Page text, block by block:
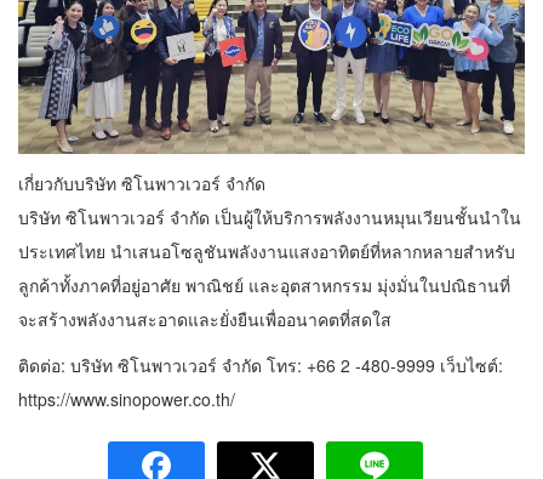
เกี่ยวกับบริษัท ซิโนพาวเวอร์ จำกัด
บริษัท ซิโนพาวเวอร์ จำกัด เป็นผู้ให้บริการพลังงานหมุนเวียนชั้นนำใน
ประเทศไทย นำเสนอโซลูชันพลังงานแสงอาทิตย์ที่หลากหลายสำหรับ
ลูกค้าทั้งภาคที่อยู่อาศัย พาณิชย์ และอุตสาหกรรม มุ่งมั่นในปณิธานที่
จะสร้างพลังงานสะอาดและยั่งยืนเพื่ออนาคตที่สดใส
ติดต่อ: บริษัท ซิโนพาวเวอร์ จำกัด โทร: +66 2 -480-9999 เว็บไซต์:
https://www.sinopower.co.th/